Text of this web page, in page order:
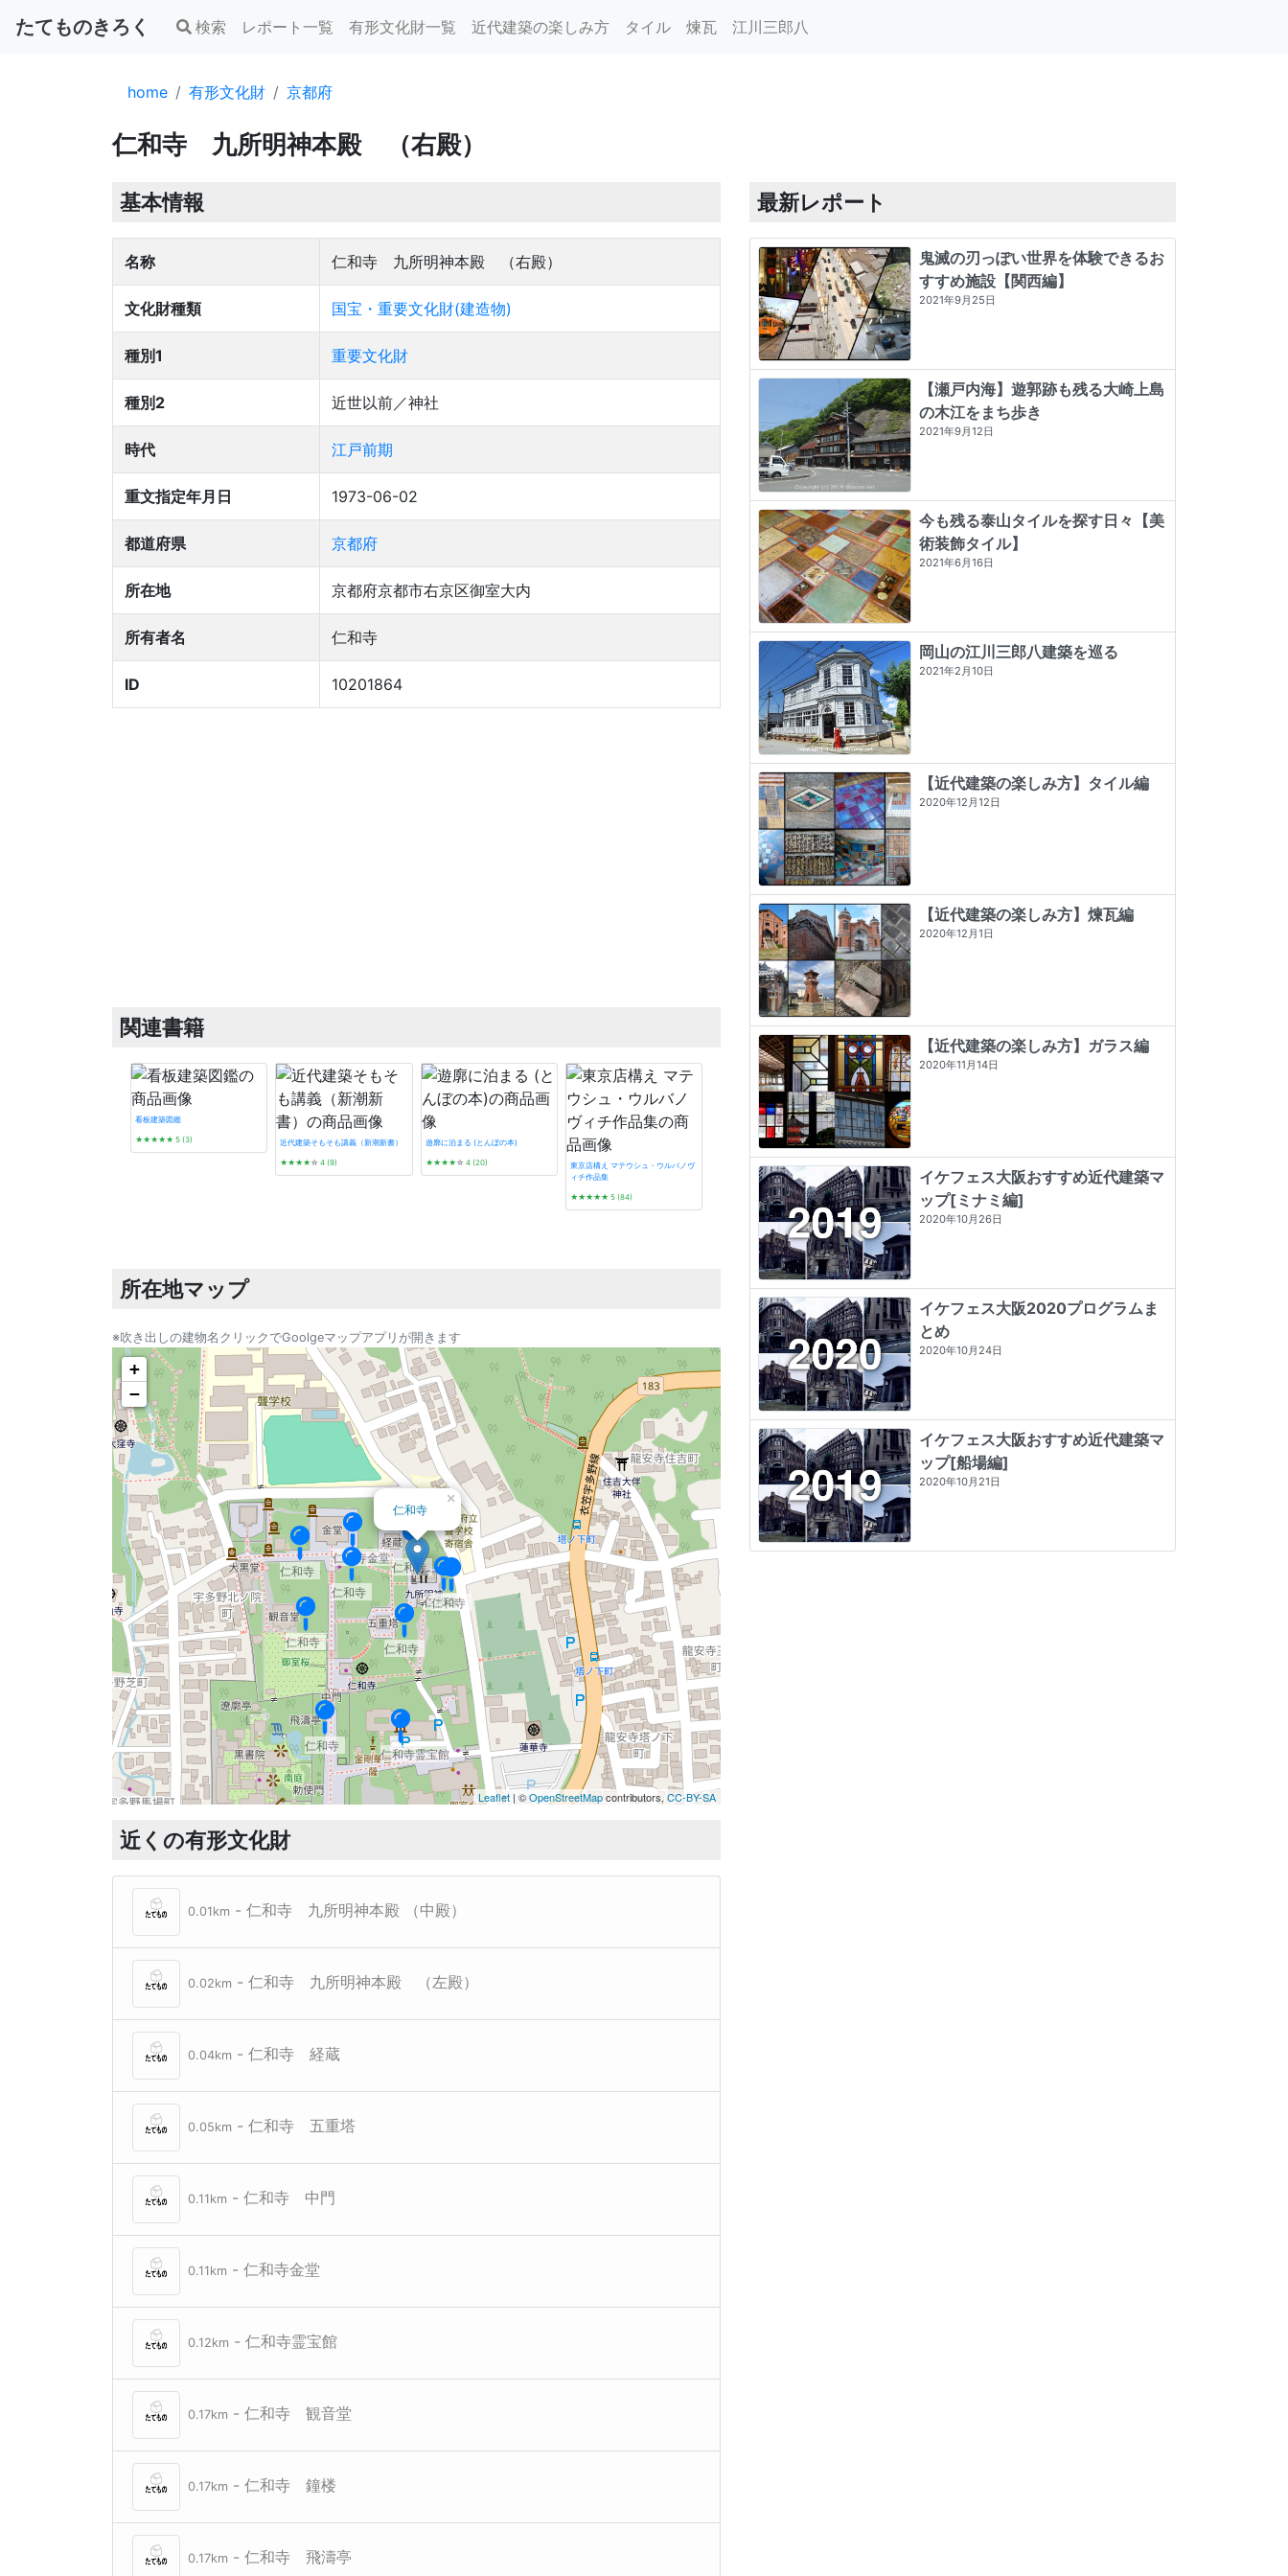
たてものきろく 検索 レポート一覧 有形文化財一覧 近代建築の楽しみ方 タイル 煉瓦 江川三郎八
home 有形文化財 京都府
仁和寺 九所明神本殿 （右殿）
基本情報
名称 仁和寺 九所明神本殿 （右殿）
文化財種類 国宝・重要文化財(建造物)
種別1 重要文化財
種別2 近世以前／神社
時代 江戸前期
重文指定年月日 1973-06-02
都道府県 京都府
所在地 京都府京都市右京区御室大内
所有者名 仁和寺
ID 10201864
関連書籍
看板建築図鑑
★★★★★ 5 (3) 近代建築そもそも講義（新潮新書）
★★★★☆ 4 (9)
遊廓に泊まる (とんぼの本)
★★★★☆ 4 (20)
東京店構え マテウシュ・ウルバノヴ
ィチ作品集
★★★★★5 (84)
プレモダン建築巡礼
5 (5)
神戸・大阪・京都レトロ建築さんぽ
★★★★ 4 (7)
デザイン/近代建築史―1851年から現
所在地マップ
※吹き出しの建物名クリックでGoolgeマップアプリが開きます
仁和寺
仁和寺
仁和寺
仁和寺
仁和寺
仁和寺金堂
仁和寺霊宝館
仁和寺
仁和寺
仁和寺
仁和寺
×
+
−
Leaflet | ©OpenStreetMapcontributors, CC-BY-SA
近くの有形文化財
0.01km - 仁和寺 九所明神本殿 （中殿）
0.02km - 仁和寺 九所明神本殿 （左殿）
0.04km - 仁和寺 経蔵
0.05km - 仁和寺 五重塔
0.11km - 仁和寺 中門
0.11km - 仁和寺金堂
0.12km - 仁和寺霊宝館
0.17km - 仁和寺 観音堂
0.17km - 仁和寺 鐘楼
0.17km - 仁和寺 飛濤亭
最新レポート
鬼滅の刃っぽい世界を体験できるお
すすめ施設【関西編】
2021年9月25日
【瀬戸内海】遊郭跡も残る大崎上島
の木江をまち歩き
2021年9月12日
今も残る泰山タイルを探す日々【美
術装飾タイル】
2021年6月16日
岡山の江川三郎八建築を巡る
2021年2月10日
【近代建築の楽しみ方】タイル編
2020年12月12日
【近代建築の楽しみ方】煉瓦編
2020年12月1日
【近代建築の楽しみ方】ガラス編
2020年11月14日
イケフェス大阪おすすめ近代建築マ
ップ[ミナミ編]
2020年10月26日
イケフェス大阪2020プログラムま
とめ
2020年10月24日
イケフェス大阪おすすめ近代建築マ
ップ[船場編]
2020年10月21日